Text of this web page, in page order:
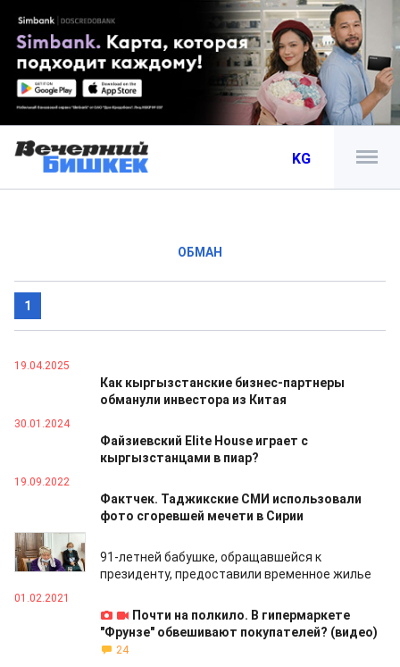
KG
ОБМАН
1
19.04.2025
Как кыргызстанские бизнес-партнеры
обманули инвестора из Китая
30.01.2024
Файзиевский Elite House играет с
кыргызстанцами в пиар?
19.09.2022
Фактчек. Таджикские СМИ использовали
фото сгоревшей мечети в Сирии
14.07.2021
91-летней бабушке, обращавшейся к
президенту, предоставили временное жилье
01.02.2021
Почти на полкило. В гипермаркете
"Фрунзе" обвешивают покупателей? (видео)
24